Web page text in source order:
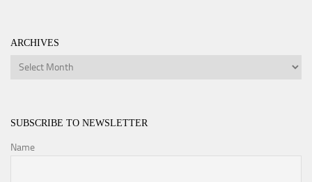
ARCHIVES
Archives
SUBSCRIBE TO NEWSLETTER
Name